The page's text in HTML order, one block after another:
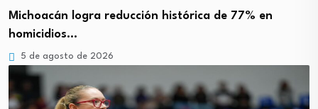
Michoacán logra reducción histórica de 77% en
homicidios…
5 de agosto de 2026